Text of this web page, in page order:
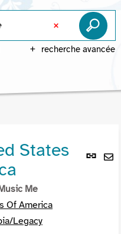
recherche avancée
Lien
States
Me
Of America
Legacy